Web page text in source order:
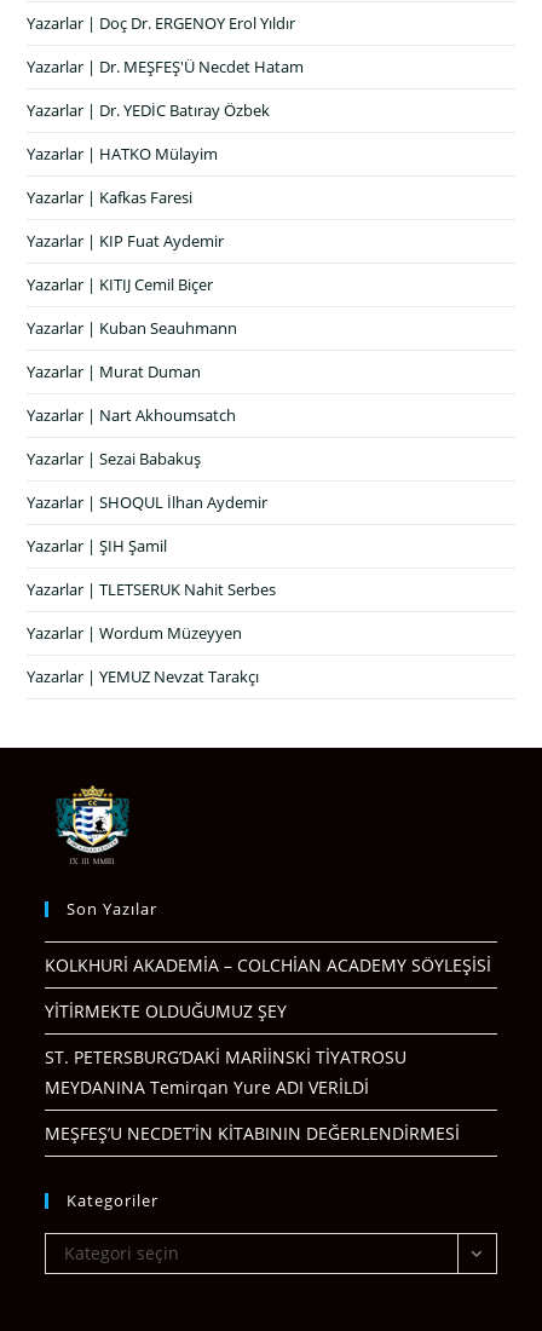
Yazarlar | Doç Dr. ERGENOY Erol Yıldır
Yazarlar | Dr. MEŞFEŞ'Ü Necdet Hatam
Yazarlar | Dr. YEDİC Batıray Özbek
Yazarlar | HATKO Mülayim
Yazarlar | Kafkas Faresi
Yazarlar | KIP Fuat Aydemir
Yazarlar | KITIJ Cemil Biçer
Yazarlar | Kuban Seauhmann
Yazarlar | Murat Duman
Yazarlar | Nart Akhoumsatch
Yazarlar | Sezai Babakuş
Yazarlar | SHOQUL İlhan Aydemir
Yazarlar | ŞIH Şamil
Yazarlar | TLETSERUK Nahit Serbes
Yazarlar | Wordum Müzeyyen
Yazarlar | YEMUZ Nevzat Tarakçı
Son Yazılar
KOLKHURİ AKADEMİA – COLCHİAN ACADEMY SÖYLEŞİSİ
YİTİRMEKTE OLDUĞUMUZ ŞEY
ST. PETERSBURG’DAKİ MARİİNSKİ TİYATROSU
MEYDANINA Temirqan Yure ADI VERİLDİ
MEŞFEŞ’U NECDET’İN KİTABININ DEĞERLENDİRMESİ
Kategoriler
Kategoriler
Kategori seçin